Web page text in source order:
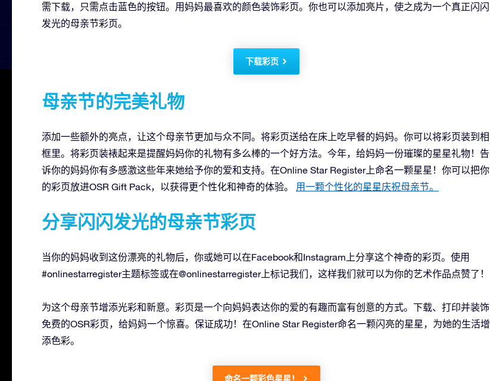
需下载，只需点击蓝色的按钮。用妈妈最喜欢的颜色装饰彩页。你也可以添加亮片，使之成为一个真正闪闪
发光的母亲节彩页。
下载彩页
母亲节的完美礼物
添加一些额外的亮点，让这个母亲节更加与众不同。将彩页送给在床上吃早餐的妈妈。你可以将彩页装到相
框里。将彩页装裱起来是提醒妈妈你的礼物有多么棒的一个好方法。今年，给妈妈一份璀璨的星星礼物！告
诉你的妈妈你有多感激这些年来她给予你的爱和支持。在Online Star Register上命名一颗星星！你可以把你
的彩页放进OSR Gift Pack，以获得更个性化和神奇的体验。 用一颗个性化的星星庆祝母亲节。
分享闪闪发光的母亲节彩页
当你的妈妈收到这份漂亮的礼物后，你或她可以在Facebook和Instagram上分享这个神奇的彩页。使用
#onlinestarregister主题标签或在@onlinestarregister上标记我们，这样我们就可以为你的艺术作品点赞了！
为这个母亲节增添光彩和新意。彩页是一个向妈妈表达你的爱的有趣而富有创意的方式。下载、打印并装饰
免费的OSR彩页，给妈妈一个惊喜。保证成功！在Online Star Register命名一颗闪亮的星星，为她的生活增
添色彩。
命名一颗彩色星星！